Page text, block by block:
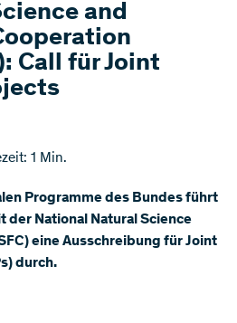
and
Call für Joint
1 Min.
Programme des Bundes führt
der National Natural Science
eine Ausschreibung für Joint
durch.